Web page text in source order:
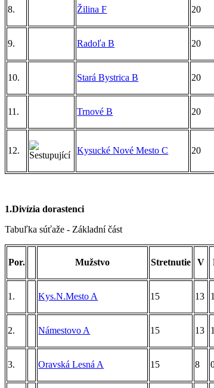
8. Žilina F 20
9. Radoľa B 20
10. Stará Bystrica B 20
11. Trnové B 20
12. Kysucké Nové Mesto C 20
1.Divízia dorastenci
Tabuľka súťaže - Základní část
Por. Mužstvo Stretnutie V
1. Kys.N.Mesto A 15 13 1
2. Námestovo A 15 13 1
3. Oravská Lesná A 15 8